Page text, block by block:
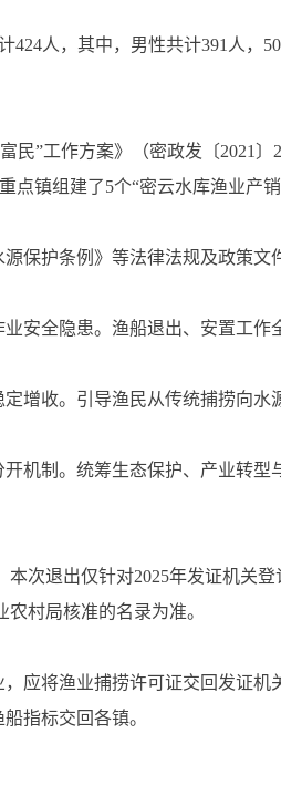
人，其中，男性共计391人，
民”工作方案》（密政发〔2021
镇组建了5个“密云水库渔业产
保护条例》等法律法规及政策
安全隐患。渔船退出、安置工
增收。引导渔民从传统捕捞向
机制。统筹生态保护、产业转型
次退出仅针对2025年发证机关
村局核准的名录为准。
应将渔业捕捞许可证交回发证机
指标交回各镇。